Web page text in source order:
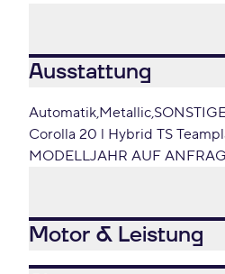
Ausstattung
Automatik Metallic
Corolla 20 l Hybrid TS
MODELLJAHR AUF
Motor & Leistung